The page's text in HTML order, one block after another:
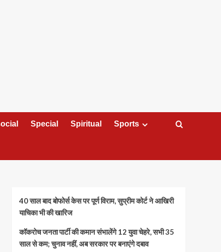
Special Spiritual Sports
40 साल बाद बोफोर्स केस पर पूर्ण विराम, सुप्रीम कोर्ट ने आखिरी
याचिका भी की खारिज
कॉकरोच जनता पार्टी की कमान संभालेंगे 12 युवा चेहरे, सभी 35
साल से कम; चुनाव नहीं, अब सरकार पर बनाएंगे दबाव